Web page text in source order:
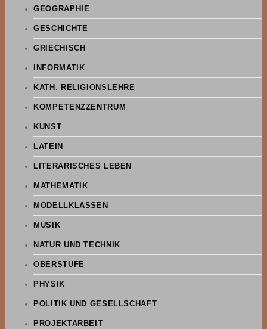
GEOGRAPHIE
GESCHICHTE
GRIECHISCH
INFORMATIK
KATH. RELIGIONSLEHRE
KOMPETENZZENTRUM
KUNST
LATEIN
LITERARISCHES LEBEN
MATHEMATIK
MODELLKLASSEN
MUSIK
NATUR UND TECHNIK
OBERSTUFE
PHYSIK
POLITIK UND GESELLSCHAFT
PROJEKTARBEIT